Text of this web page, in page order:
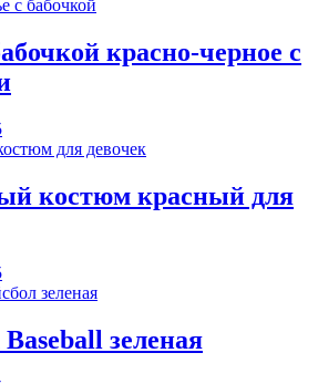
красно-черное с
костюм красный для
зеленая